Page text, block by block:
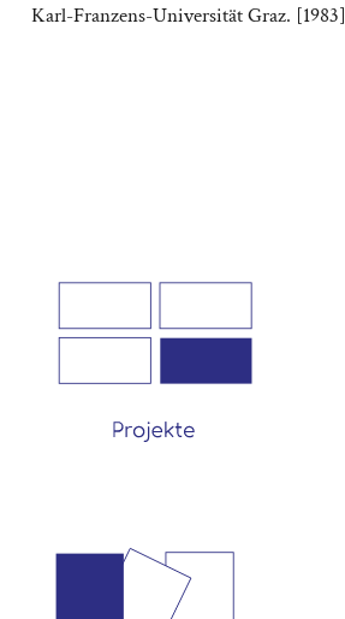
Karl-Franzens-Universität Graz. [1983]